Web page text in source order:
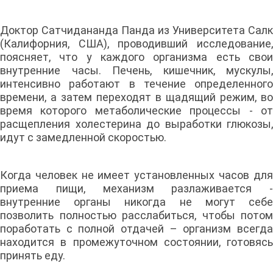
Доктор Сатчидананда Панда из Университета Салк
(Калифорния, США), проводивший исследование,
поясняет, что у каждого организма есть свои
внутренние часы. Печень, кишечник, мускулы,
интенсивно работают в течение определенного
времени, а затем переходят в щадящий режим, во
время которого метаболические процессы - от
расщепления холестерина до выработки глюкозы,
идут с замедленной скоростью.
Когда человек не имеет установленных часов для
приема пищи, механизм разлаживается -
внутренние органы никогда не могут себе
позволить полностью расслабиться, чтобы потом
поработать с полной отдачей – организм всегда
находится в промежуточном состоянии, готовясь
принять еду.